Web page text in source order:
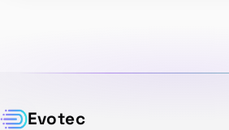
Evotec